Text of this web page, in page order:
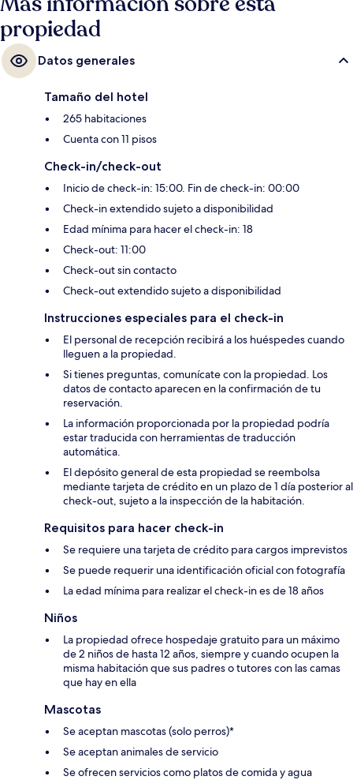
propiedad
Datos generales
Tamaño del hotel
265 habitaciones
Cuenta con 11 pisos
Check-in/check-out
Inicio de check-in: 15:00. Fin de check-in: 00:00
Check-in extendido sujeto a disponibilidad
Edad mínima para hacer el check-in: 18
Check-out: 11:00
Check-out sin contacto
Check-out extendido sujeto a disponibilidad
Instrucciones especiales para el check-in
El personal de recepción recibirá a los huéspedes cuando
lleguen a la propiedad.
Si tienes preguntas, comunícate con la propiedad. Los
datos de contacto aparecen en la confirmación de tu
reservación.
La información proporcionada por la propiedad podría
estar traducida con herramientas de traducción
automática.
El depósito general de esta propiedad se reembolsa
mediante tarjeta de crédito en un plazo de 1 día posterior al
check-out, sujeto a la inspección de la habitación.
Requisitos para hacer check-in
Se requiere una tarjeta de crédito para cargos imprevistos
Se puede requerir una identificación oficial con fotografía
La edad mínima para realizar el check-in es de 18 años
Niños
La propiedad ofrece hospedaje gratuito para un máximo
de 2 niños de hasta 12 años, siempre y cuando ocupen la
misma habitación que sus padres o tutores con las camas
que hay en ella
Mascotas
Se aceptan mascotas (solo perros)*
Se aceptan animales de servicio
Se ofrecen servicios como platos de comida y agua